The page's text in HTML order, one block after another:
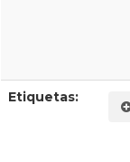
Etiquetas: